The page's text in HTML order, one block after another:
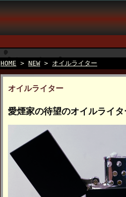
HOME > NEW > オイルライター
オイルライター
愛煙家の待望のオイルライ